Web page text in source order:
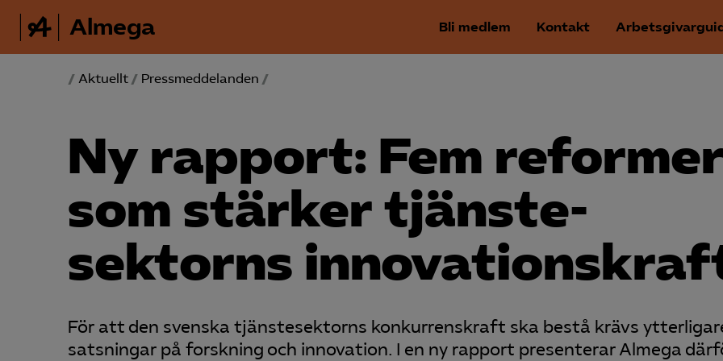
Almega Bli medlem Kontakt
/ Aktuellt / Pressmeddelanden /
Ny rapport: Fem reformer
som stärker tjänste­
sektorns
För att den svenska tjänstesektorns konkurrenskraft ska bestå krävs
satsningar på forskning och innovation. I en ny rapport presenterar Almega